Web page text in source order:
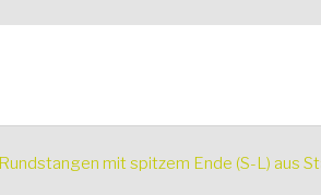
Rundstangen mit spitzem Ende (S-L) aus